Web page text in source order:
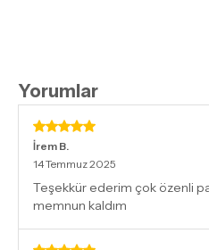
Yorumlar
İrem B.
14 Temmuz 2025
Teşekkür ederim çok özenli
memnun kaldım